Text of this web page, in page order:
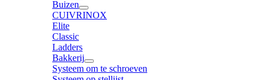
Buizen
CUIVRINOX
Elite
Classic
Ladders
Bakkerij
Systeem om te schroeven